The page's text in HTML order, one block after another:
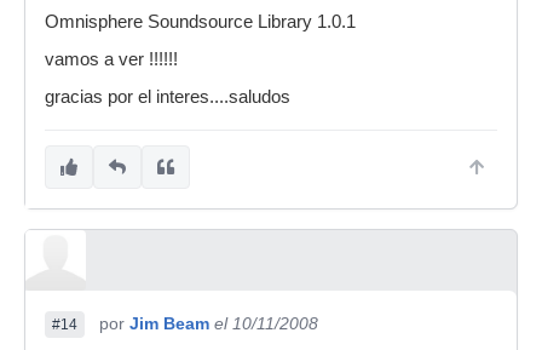
Omnisphere Soundsource Library 1.0.1
vamos a ver !!!!!!
gracias por el interes....saludos
#14 por Jim Beam el 10/11/2008